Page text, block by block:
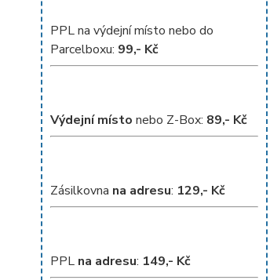
PPL na výdejní místo nebo do
Parcelboxu: 99,- Kč
Výdejní místo nebo Z-Box: 89,- Kč
Zásilkovna na adresu: 129,- Kč
PPL na adresu: 149,- Kč